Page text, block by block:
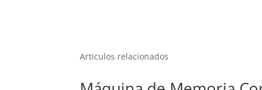
Articulos relacionados